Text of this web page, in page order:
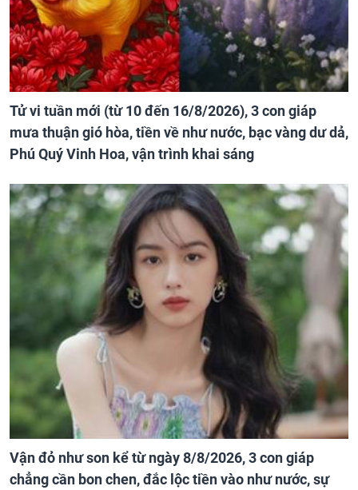
Tử vi tuần mới (từ 10 đến 16/8/2026), 3 con giáp
mưa thuận gió hòa, tiền về như nước, bạc vàng dư dả,
Phú Quý Vinh Hoa, vận trình khai sáng
Vận đỏ như son kể từ ngày 8/8/2026, 3 con giáp
chẳng cần bon chen, đắc lộc tiền vào như nước, sự